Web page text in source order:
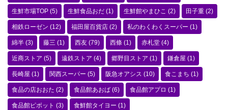
生鮮市場TOP (5) 生鮮食品おだ (1) 生鮮館やまひこ (2) 田子重 (2)
相鉄ローゼン (12) 福田屋百貨店 (2) 私のわくわくスーパー (1)
綿半 (3) 藤三 (1) 西友 (79) 西條 (1) 赤札堂 (4)
近商ストア (5) 遠鉄ストア (4) 郷野目ストア (1) 鎌倉屋 (1)
長崎屋 (1) 関西スーパー (5) 阪急オアシス (10) 食こまち (1)
食品の店おおた (2) 食品館あおば (6) 食品館アプロ (1)
食品館ピボット (3) 食鮮館タイヨー (1)